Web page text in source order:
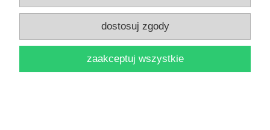
O chłopcach dla chłopców / Andrzej Jaczewski
dostosuj zgody
zaakceptuj wszystkie